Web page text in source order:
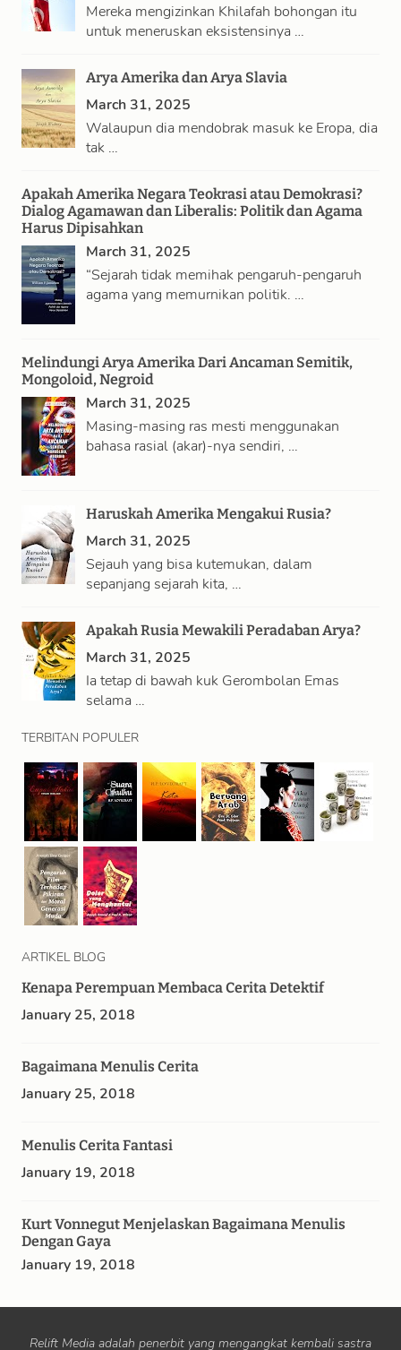
Mereka mengizinkan Khilafah bohongan itu
untuk meneruskan eksistensinya …
Arya Amerika dan Arya Slavia
March 31, 2025
Walaupun dia mendobrak masuk ke Eropa, dia
tak …
Apakah Amerika Negara Teokrasi atau Demokrasi?
Dialog Agamawan dan Liberalis: Politik dan Agama
Harus Dipisahkan
March 31, 2025
“Sejarah tidak memihak pengaruh-pengaruh
agama yang memurnikan politik. …
Melindungi Arya Amerika Dari Ancaman Semitik,
Mongoloid, Negroid
March 31, 2025
Masing-masing ras mesti menggunakan
bahasa rasial (akar)-nya sendiri, …
Haruskah Amerika Mengakui Rusia?
March 31, 2025
Sejauh yang bisa kutemukan, dalam
sepanjang sejarah kita, …
Apakah Rusia Mewakili Peradaban Arya?
March 31, 2025
Ia tetap di bawah kuk Gerombolan Emas
selama …
TERBITAN POPULER
ARTIKEL BLOG
Kenapa Perempuan Membaca Cerita Detektif
January 25, 2018
Bagaimana Menulis Cerita
January 25, 2018
Menulis Cerita Fantasi
January 19, 2018
Kurt Vonnegut Menjelaskan Bagaimana Menulis
Dengan Gaya
January 19, 2018
Relift Media adalah penerbit yang mengangkat kembali sastra